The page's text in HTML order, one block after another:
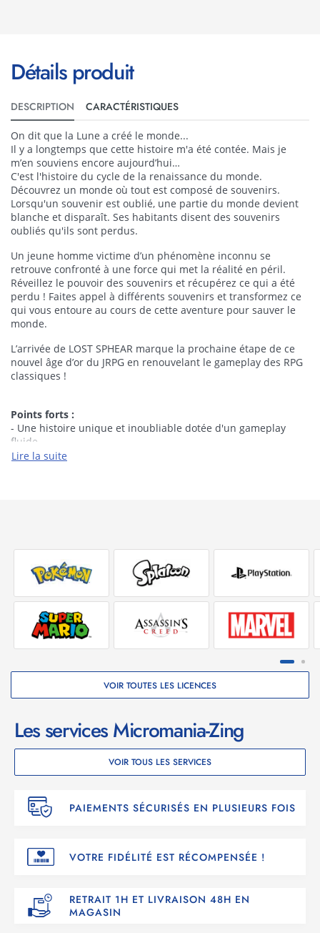
Détails produit
DESCRIPTION CARACTÉRISTIQUES
On dit que la Lune a créé le monde...
Il y a longtemps que cette histoire m'a été contée. Mais je
m’en souviens encore aujourd’hui…
C'est l'histoire du cycle de la renaissance du monde.
Découvrez un monde où tout est composé de souvenirs.
Lorsqu'un souvenir est oublié, une partie du monde devient
blanche et disparaît. Ses habitants disent des souvenirs
oubliés qu'ils sont perdus.
Un jeune homme victime d’un phénomène inconnu se
retrouve confronté à une force qui met la réalité en péril.
Réveillez le pouvoir des souvenirs et récupérez ce qui a été
perdu ! Faites appel à différents souvenirs et transformez ce
qui vous entoure au cours de cette aventure pour sauver le
monde.
L’arrivée de LOST SPHEAR marque la prochaine étape de ce
nouvel âge d’or du JRPG en renouvelant le gameplay des RPG
classiques !
Points forts :
- Une histoire unique et inoubliable dotée d'un gameplay
fluide.
- Un système de combat amélioré utilisant l'ATB 2.0, qui
Lire la suite
VOIR TOUTES LES LICENCES
Les services Micromania-Zing
VOIR TOUS LES SERVICES
PAIEMENTS SÉCURISÉS EN PLUSIEURS FOIS
VOTRE FIDÉLITÉ EST RÉCOMPENSÉE !
RETRAIT 1H ET LIVRAISON 48H EN
MAGASIN